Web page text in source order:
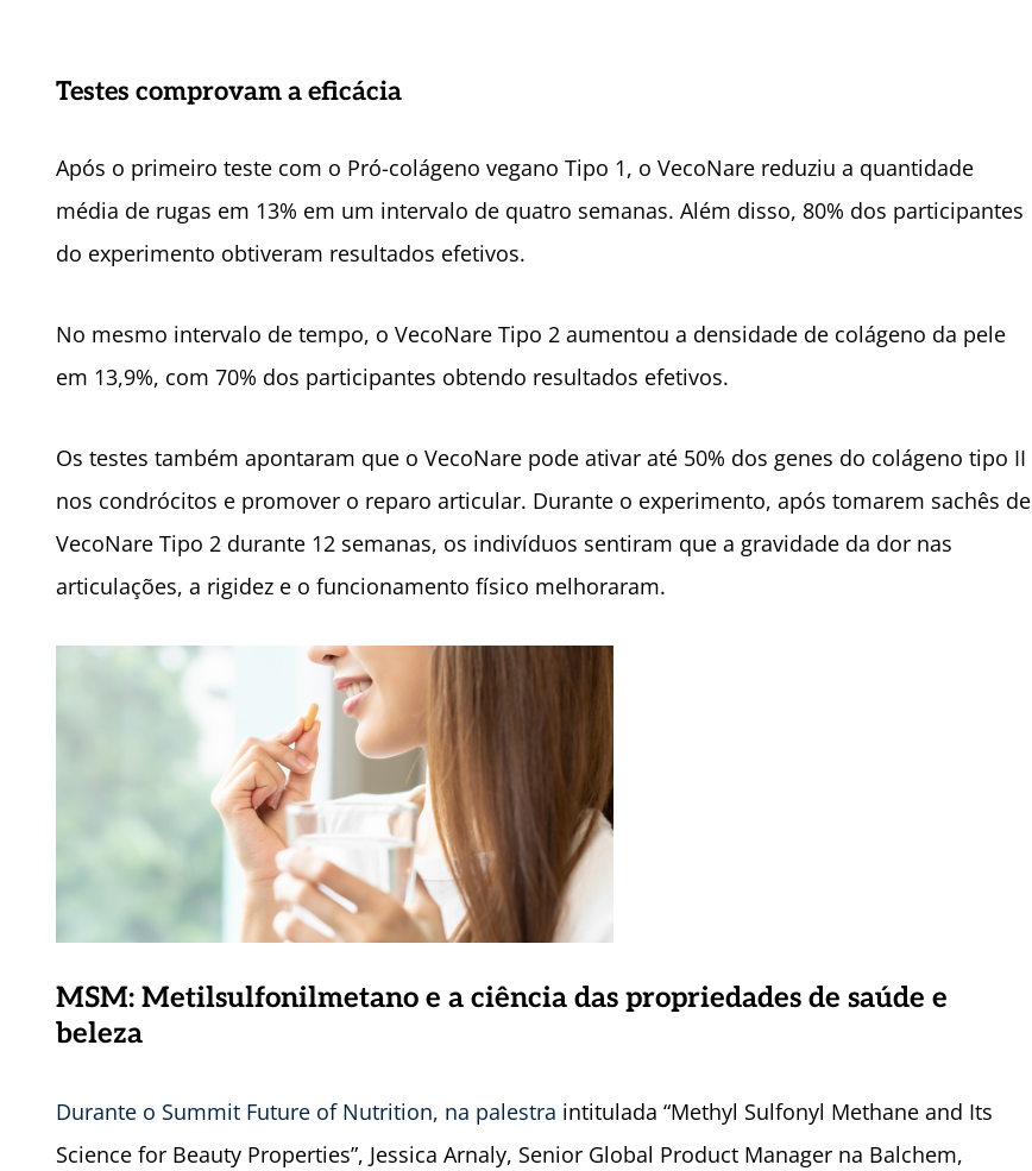
Testes comprovam a eficácia
Após o primeiro teste com o Pró-colágeno vegano Tipo 1, o VecoNare reduziu a quantidade
média de rugas em 13% em um intervalo de quatro semanas. Além disso, 80% dos participantes
do experimento obtiveram resultados efetivos.
No mesmo intervalo de tempo, o VecoNare Tipo 2 aumentou a densidade de colágeno da pele
em 13,9%, com 70% dos participantes obtendo resultados efetivos.
Os testes também apontaram que o VecoNare pode ativar até 50% dos genes do colágeno tipo II
nos condrócitos e promover o reparo articular. Durante o experimento, após tomarem sachês de
VecoNare Tipo 2 durante 12 semanas, os indivíduos sentiram que a gravidade da dor nas
articulações, a rigidez e o funcionamento físico melhoraram.
MSM: Metilsulfonilmetano e a ciência das propriedades de saúde e
beleza
Durante o Summit Future of Nutrition, na palestra intitulada “Methyl Sulfonyl Methane and Its
Science for Beauty Properties”, Jessica Arnaly, Senior Global Product Manager na Balchem,